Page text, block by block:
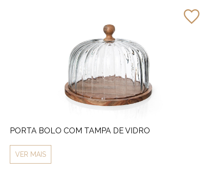
PORTA BOLO COM TAMPA DE VIDRO
VER MAIS